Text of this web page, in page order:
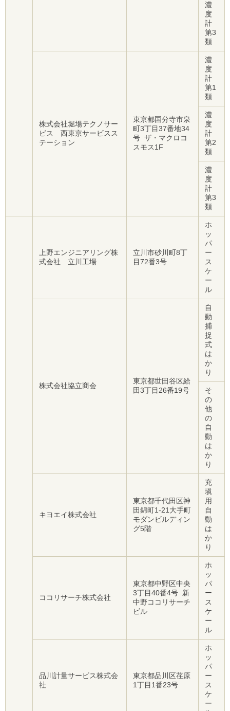
濃
度
計
第3
類
株式会社堀場テクノサー
ビス 西東京サービスス
テーション
東京都国分寺市泉
町3丁目37番地34
号 ザ・マクロコ
スモス1F
濃
度
計
第1
類
濃
度
計
第2
類
濃
度
計
第3
類
上野エンジニアリング株
式会社 立川工場
立川市砂川町8丁
目72番3号
ホ
ッ
パ
ー
ス
ケ
ー
ル
株式会社協立商会
東京都世田谷区給
田3丁目26番19号
自
動
捕
捉
式
は
か
り
そ
の
他
の
自
動
は
か
り
キヨエイ株式会社
東京都千代田区神
田錦町1-21大手町
モダンビルディン
グ5階
充
塡
用
自
動
は
か
り
ココリサーチ株式会社
東京都中野区中央
3丁目40番4号 新
中野ココリサーチ
ビル
ホ
ッ
パ
ー
ス
ケ
ー
ル
品川計量サービス株式会
社
東京都品川区荏原
1丁目1番23号
ホ
ッ
パ
ー
ス
ケ
ー